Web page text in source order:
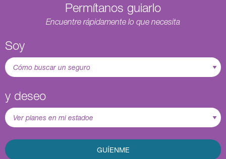
Permítanos guiarlo
Encuentre rápidamente lo que necesita
Soy
y deseo
GUÍENME